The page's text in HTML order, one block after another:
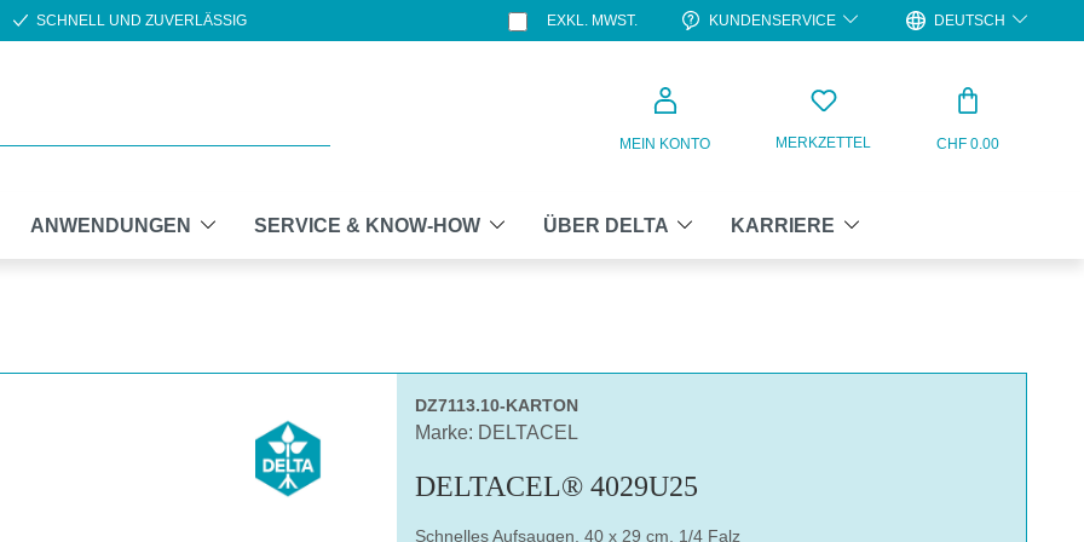
SCHNELL UND ZUVERLÄSSIG EXKL. MWST. KUNDENSERVICE DEUTSCH
MEIN KONTO MERKZETTEL CHF 0.00
ANWENDUNGEN SERVICE & KNOW-HOW ÜBER DELTA KARRIERE
DZ7113.10-KARTON
Marke: DELTACEL
DELTACEL® 4029U25
Schnelles Aufsaugen, 40 x 29 cm, 1/4 Falz